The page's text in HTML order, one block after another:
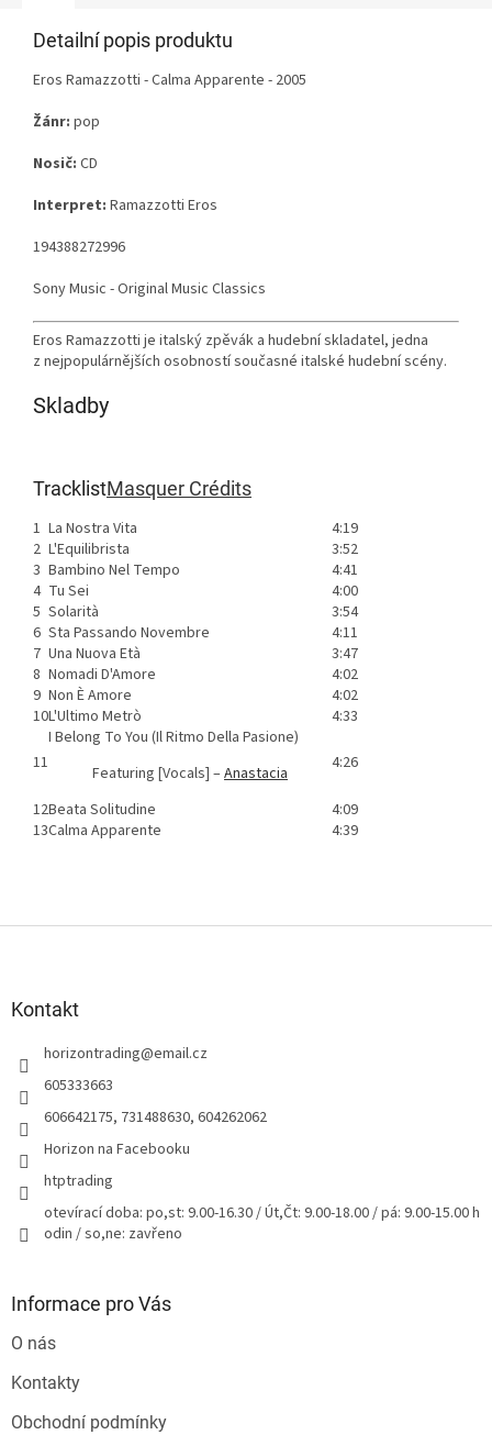
Detailní popis produktu
Eros Ramazzotti - Calma Apparente - 2005
Žánr: pop
Nosič: CD
Interpret: Ramazzotti Eros
194388272996
Sony Music - Original Music Classics
Eros Ramazzotti je italský zpěvák a hudební skladatel, jedna
z nejpopulárnějších osobností současné italské hudební scény.
Skladby
TracklistMasquer Crédits
1 La Nostra Vita
4:19
2 L'Equilibrista
3:52
3 Bambino Nel Tempo
4:41
4 Tu Sei
4:00
5 Solarità
3:54
6 Sta Passando Novembre
4:11
7 Una Nuova Età
3:47
8 Nomadi D'Amore
4:02
9 Non È Amore
4:02
10L'Ultimo Metrò 4:33
11
I Belong To You (Il Ritmo Della Pasione)
Featuring [Vocals] –Anastacia 4:26
12Beata Solitudine
4:09
13Calma Apparente 4:39
Kontakt
horizontrading@email.cz
605333663
606642175, 731488630, 604262062
Horizon na Facebooku
htptrading
otevírací doba: po,st: 9.00-16.30 / Út,Čt: 9.00-18.00 / pá: 9.00-15.00 h
odin / so,ne: zavřeno
Informace pro Vás
O nás
Kontakty
Obchodní podmínky